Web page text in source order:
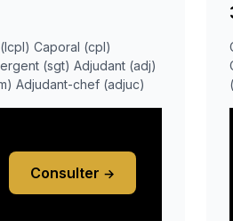
Caporal (cpl)
(sgt) Adjudant (adj)
Adjudant-chef (adjuc)
Consulter →